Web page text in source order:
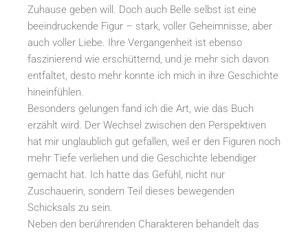
Zuhause geben will. Doch auch Belle selbst ist eine
beeindruckende Figur – stark, voller Geheimnisse, aber
auch voller Liebe. Ihre Vergangenheit ist ebenso
faszinierend wie erschütternd, und je mehr sich davon
entfaltet, desto mehr konnte ich mich in ihre Geschichte
hineinfühlen.
Besonders gelungen fand ich die Art, wie das Buch
erzählt wird. Der Wechsel zwischen den Perspektiven
hat mir unglaublich gut gefallen, weil er den Figuren noch
mehr Tiefe verliehen und die Geschichte lebendiger
gemacht hat. Ich hatte das Gefühl, nicht nur
Zuschauerin, sondern Teil dieses bewegenden
Schicksals zu sein.
Neben den berührenden Charakteren behandelt das